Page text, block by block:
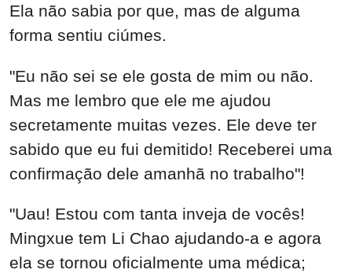
Ela não sabia por que, mas de alguma
forma sentiu ciúmes.
"Eu não sei se ele gosta de mim ou não.
Mas me lembro que ele me ajudou
secretamente muitas vezes. Ele deve ter
sabido que eu fui demitido! Receberei uma
confirmação dele amanhã no trabalho"!
"Uau! Estou com tanta inveja de vocês!
Mingxue tem Li Chao ajudando-a e agora
ela se tornou oficialmente uma médica;